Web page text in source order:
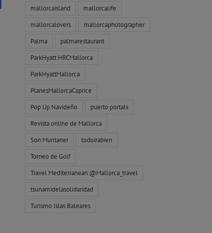
mallorcaisland mallorcalife
mallorcalovers mallorcaphotographer
Palma palmarestaurant
ParkHyatt HRCMallorca
ParkHyattMallorca
PlanesMallorcaCaprice
Pop Up Navideño puerto portals
Revista online de Mallorca
Son Muntaner todoirabien
Torneo de Golf
Travel Mediterranean @Mallorca_travel
tsunamidelasolidaridad
Turismo Islas Baleares